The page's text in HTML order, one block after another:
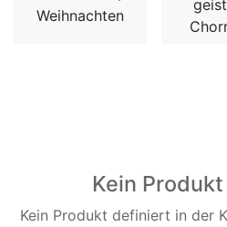
Weihnachten
Kein
Kein Produkt definiert in der